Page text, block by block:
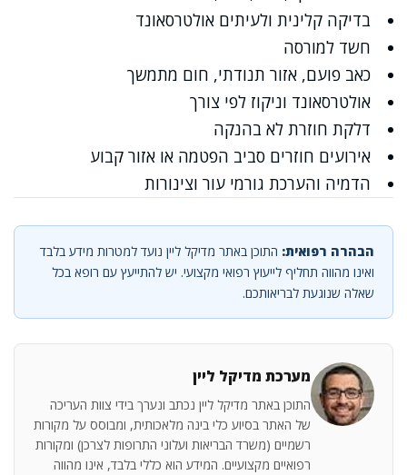
בדיקה קלינית ולעיתים אולטרסאונד
חשד למורסה
כאב פועם, אזור תנודתי, חום מתמשך
אולטרסאונד וניקוז לפי צורך
דלקת חוזרת לא בהנקה
אירועים חוזרים סביב הפטמה או אזור קבוע
הדמיה והערכת גורמי עור וצינורות
הבהרה רפואית: התוכן באתר מדיקל ליין נועד למטרות מידע בלבד
ואינו מהווה תחליף לייעוץ רפואי מקצועי. יש להתייעץ עם רופא בכל
שאלה שנוגעת לבריאותכם.
מערכת מדיקל ליין
התוכן באתר מדיקל ליין נכתב ונערך בידי צוות העריכה
של האתר בסיוע כלי בינה מלאכותית, ומבוסס על מקורות
רשמיים (משרד הבריאות ועלוני התרופות לצרכן) ומקורות
רפואיים מקצועיים. המידע הוא כללי בלבד, אינו מהווה